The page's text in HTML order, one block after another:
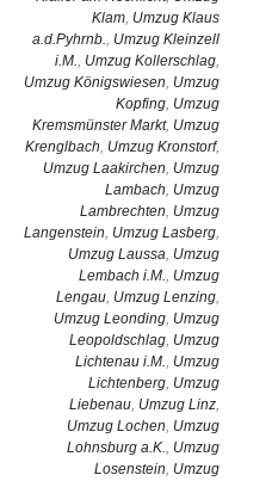
Klam, Umzug Klaus
a.d.Pyhrnb., Umzug Kleinzell
i.M., Umzug Kollerschlag,
Umzug Königswiesen, Umzug
Kopfing, Umzug
Kremsmünster Markt, Umzug
Krenglbach, Umzug Kronstorf,
Umzug Laakirchen, Umzug
Lambach, Umzug
Lambrechten, Umzug
Langenstein, Umzug Lasberg,
Umzug Laussa, Umzug
Lembach i.M., Umzug
Lengau, Umzug Lenzing,
Umzug Leonding, Umzug
Leopoldschlag, Umzug
Lichtenau i.M., Umzug
Lichtenberg, Umzug
Liebenau, Umzug Linz,
Umzug Lochen, Umzug
Lohnsburg a.K., Umzug
Losenstein, Umzug